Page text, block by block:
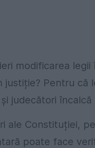
modificarea
justiție? Pentru
judecători
ale Constituției,
poate face